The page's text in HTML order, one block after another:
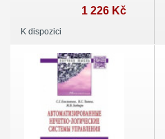
1 226 Kč
K dispozici